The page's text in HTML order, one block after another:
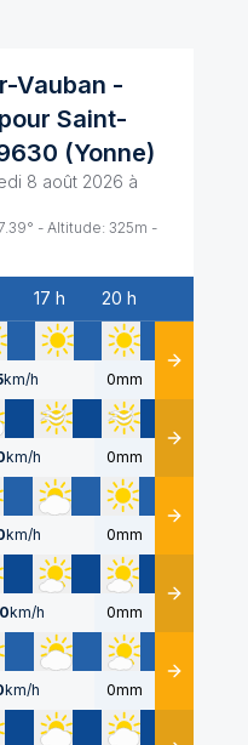
Vauban -
Saint-
(Yonne)
8 août 2026 à
° - Altitude: 325m -
17 h 20 h
km/h 0mm Détails
km/h 0mm Détails
km/h 0mm Détails
km/h 0mm Détails
km/h 0mm Détails